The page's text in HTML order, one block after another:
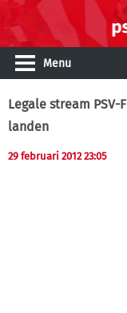
Menu
Legale stream PSV-
landen
29 februari 2012 23:05